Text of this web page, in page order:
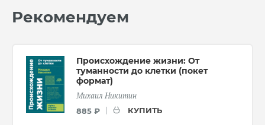
Рекомендуем
Происхождение жизни: От
туманности до клетки (покет
формат)
Михаил Никитин
885 ₽ КУПИТЬ